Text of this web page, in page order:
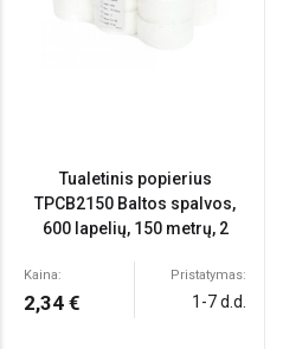
Tualetinis popierius
TPCB2150 Baltos spalvos,
600 lapelių, 150 metrų, 2
Kaina:
2,34 €
Pristatymas:
1-7 d.d.